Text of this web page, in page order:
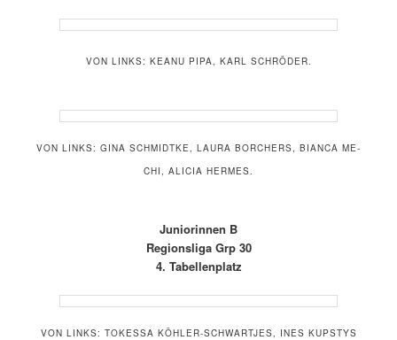
VON LINKS: KEANU PIPA, KARL SCHRÖDER.
VON LINKS: GINA SCHMIDTKE, LAURA BORCHERS, BIANCA ME-
CHI, ALICIA HERMES.
Juniorinnen B
Regionsliga Grp 30
4. Tabellenplatz
VON LINKS: TOKESSA KÖHLER-SCHWARTJES, INES KUPSTYS